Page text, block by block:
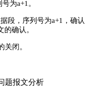
号为a+1。
段，序列号为a+1 ，确认
的确认。
关闭。